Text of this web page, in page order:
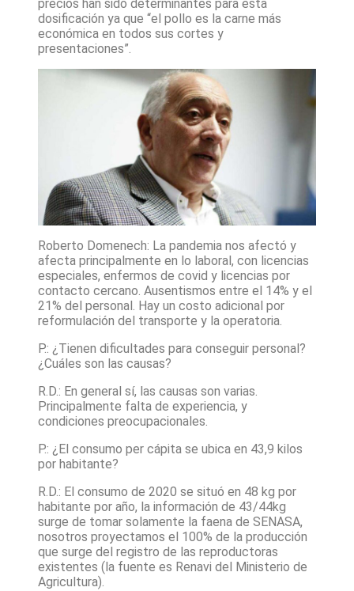
precios han sido determinantes para esta
dosificación ya que “el pollo es la carne más
económica en todos sus cortes y
presentaciones”.
Roberto Domenech: La pandemia nos afectó y
afecta principalmente en lo laboral, con licencias
especiales, enfermos de covid y licencias por
contacto cercano. Ausentismos entre el 14% y el
21% del personal. Hay un costo adicional por
reformulación del transporte y la operatoria.
P.: ¿Tienen dificultades para conseguir personal?
¿Cuáles son las causas?
R.D.: En general sí, las causas son varias.
Principalmente falta de experiencia, y
condiciones preocupacionales.
P.: ¿El consumo per cápita se ubica en 43,9 kilos
por habitante?
R.D.: El consumo de 2020 se situó en 48 kg por
habitante por año, la información de 43/44kg
surge de tomar solamente la faena de SENASA,
nosotros proyectamos el 100% de la producción
que surge del registro de las reproductoras
existentes (la fuente es Renavi del Ministerio de
Agricultura).